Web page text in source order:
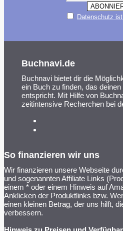
Datenschutz
Buchnavi.de
Buchnavi bietet dir die
ein Buch zu finden, das
entspricht. Mit Hilfe von
zeitintensive Recherchen bei
So finanzieren wir uns
Wir finanzieren unsere Webseite
und sogenannten Affiliate Links
einem * oder einem Hinweis auf
Anklicken der Produktlinks bzw.
einen kleinen Betrag, der uns hilft,
verbessern.